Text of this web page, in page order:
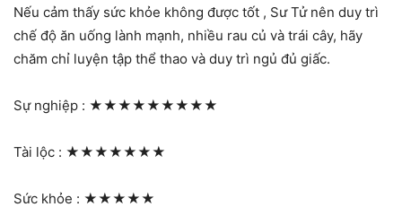
Nếu cảm thấy sức khỏe không được tốt , Sư Tử nên duy trì
chế độ ăn uống lành mạnh, nhiều rau củ và trái cây, hãy
chăm chỉ luyện tập thể thao và duy trì ngủ đủ giấc.
Sự nghiệp : ★★★★★★★★★
Tài lộc : ★★★★★★★
Sức khỏe : ★★★★★